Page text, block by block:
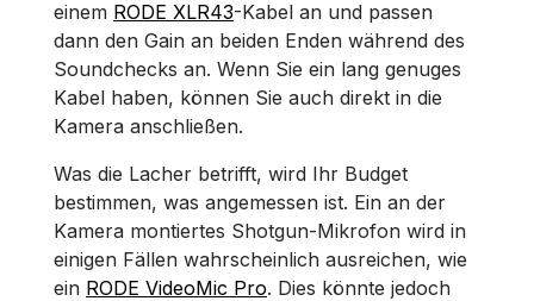
einem RODE XLR43-Kabel an und passen
dann den Gain an beiden Enden während des
Soundchecks an. Wenn Sie ein lang genuges
Kabel haben, können Sie auch direkt in die
Kamera anschließen.
Was die Lacher betrifft, wird Ihr Budget
bestimmen, was angemessen ist. Ein an der
Kamera montiertes Shotgun-Mikrofon wird in
einigen Fällen wahrscheinlich ausreichen, wie
ein RODE VideoMic Pro. Dies könnte jedoch